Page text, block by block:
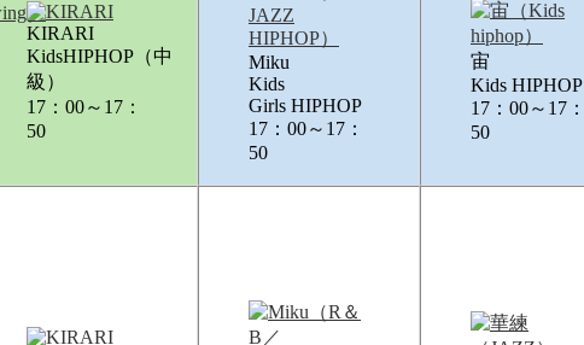
KIRARI
KidsHIPHOP（中
級）
17：00～17：
50
Miku
Kids
Girls HIPHOP
17：00～17：
50
宙
Kids HIPHOP
17：00～17：
50